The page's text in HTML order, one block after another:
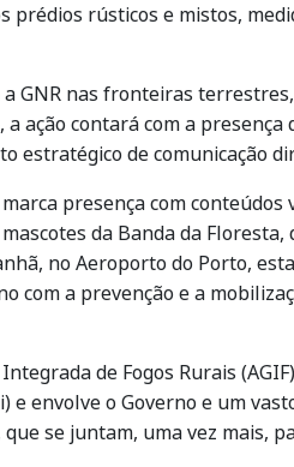
rústicos e mistos,
GNR nas fronteiras
ação contará com a
estratégico de comunicação
presença com
da Banda da
no Aeroporto do Porto,
com a prevenção e a
de Fogos Rurais
e envolve o Governo e um
que se juntam, uma vez mais,